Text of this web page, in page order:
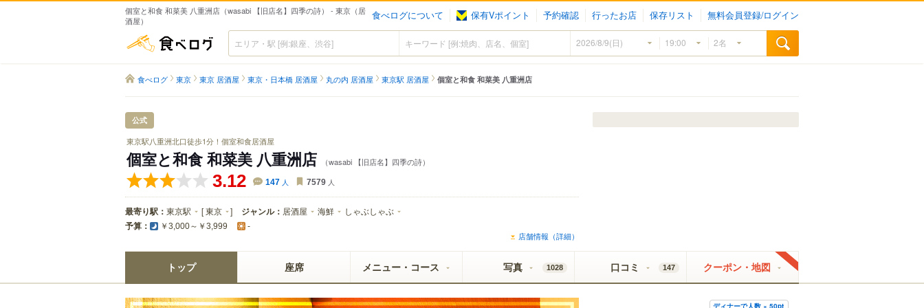
個室と和食 和菜美 八重洲店（wasabi 【旧店名】四季の詩） - 東京（居
酒屋）
食べログについて 保有Vポイント 予約確認 行ったお店 保存リスト 無料会員登録/ログイン
食べログ
食べログ 東京 東京 居酒屋 東京・日本橋 居酒屋 丸の内 居酒屋 東京駅 居酒屋 個室と和食 和菜美 八重洲店
公式
東京駅八重洲北口徒歩1分！個室和食居酒屋
個室と和食 和菜美 八重洲店 （wasabi 【旧店名】四季の詩）
3.12 147 人 7579 人
最寄り駅： 東京駅 [東京 ] ジャンル： 居酒屋 海鮮 しゃぶしゃぶ
予算： ￥3,000～￥3,999 -
店舗情報（詳細）
トップ 座席 メニュー・コース 写真 1028 口コミ 147 クーポン・地図
ディナーで人数 × 50pt